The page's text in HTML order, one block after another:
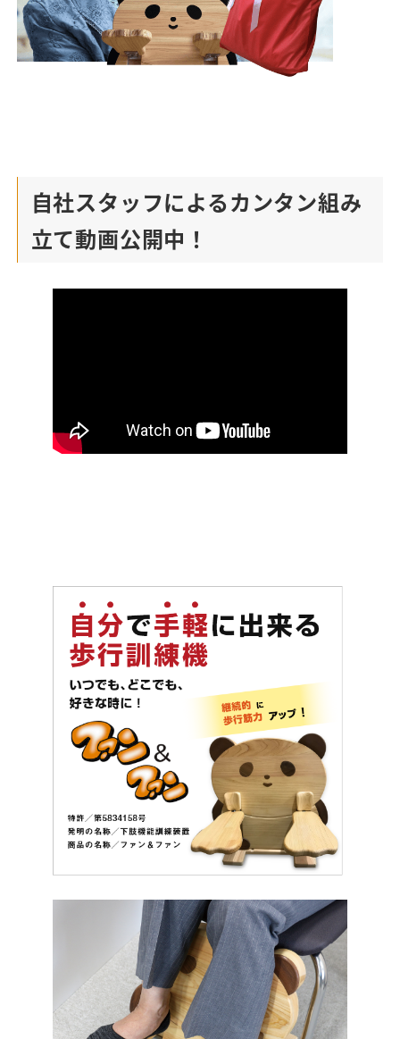
自社スタッフによるカンタン組み
立て動画公開中！